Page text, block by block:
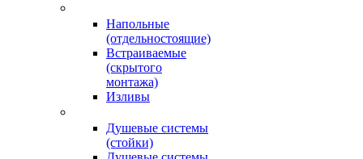
Напольные
(отдельностоящие)
Встраиваемые
(скрытого
монтажа)
Изливы
Душевые системы
(стойки)